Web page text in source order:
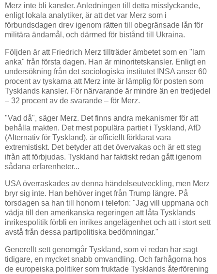
Merz inte bli kansler. Anledningen till detta misslyckande,
enligt lokala analytiker, är att det var Merz som i
förbundsdagen drev igenom rätten till obegränsade lån för
militära ändamål, och därmed för bistånd till Ukraina.
Följden är att Friedrich Merz tillträder ämbetet som en "lam
anka" från första dagen. Han är minoritetskansler. Enligt en
undersökning från det sociologiska institutet INSA anser 60
procent av tyskarna att Merz inte är lämplig för posten som
Tysklands kansler. För närvarande är mindre än en tredjedel
– 32 procent av de svarande – för Merz.
"Vad då", säger Merz. Det finns andra mekanismer för att
behålla makten. Det mest populära partiet i Tyskland, AfD
(Alternativ för Tyskland), är officiellt förklarat vara
extremistiskt. Det betyder att det övervakas och är ett steg
ifrån att förbjudas. Tyskland har faktiskt redan gått igenom
sådana erfarenheter...
USA överraskades av denna händelseutveckling, men Merz
bryr sig inte. Han behöver inget från Trump längre. På
torsdagen sa han till honom i telefon: "Jag vill uppmana och
vädja till den amerikanska regeringen att låta Tysklands
inrikespolitik förbli en inrikes angelägenhet och att i stort sett
avstå från dessa partipolitiska bedömningar."
Generellt sett genomgår Tyskland, som vi redan har sagt
tidigare, en mycket snabb omvandling. Och farhågorna hos
de europeiska politiker som fruktade Tysklands återförening